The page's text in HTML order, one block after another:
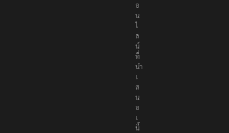
อ
น
ไ
ล
น์
ที่
นำ
เ
ส
น
อ
เ
นื้